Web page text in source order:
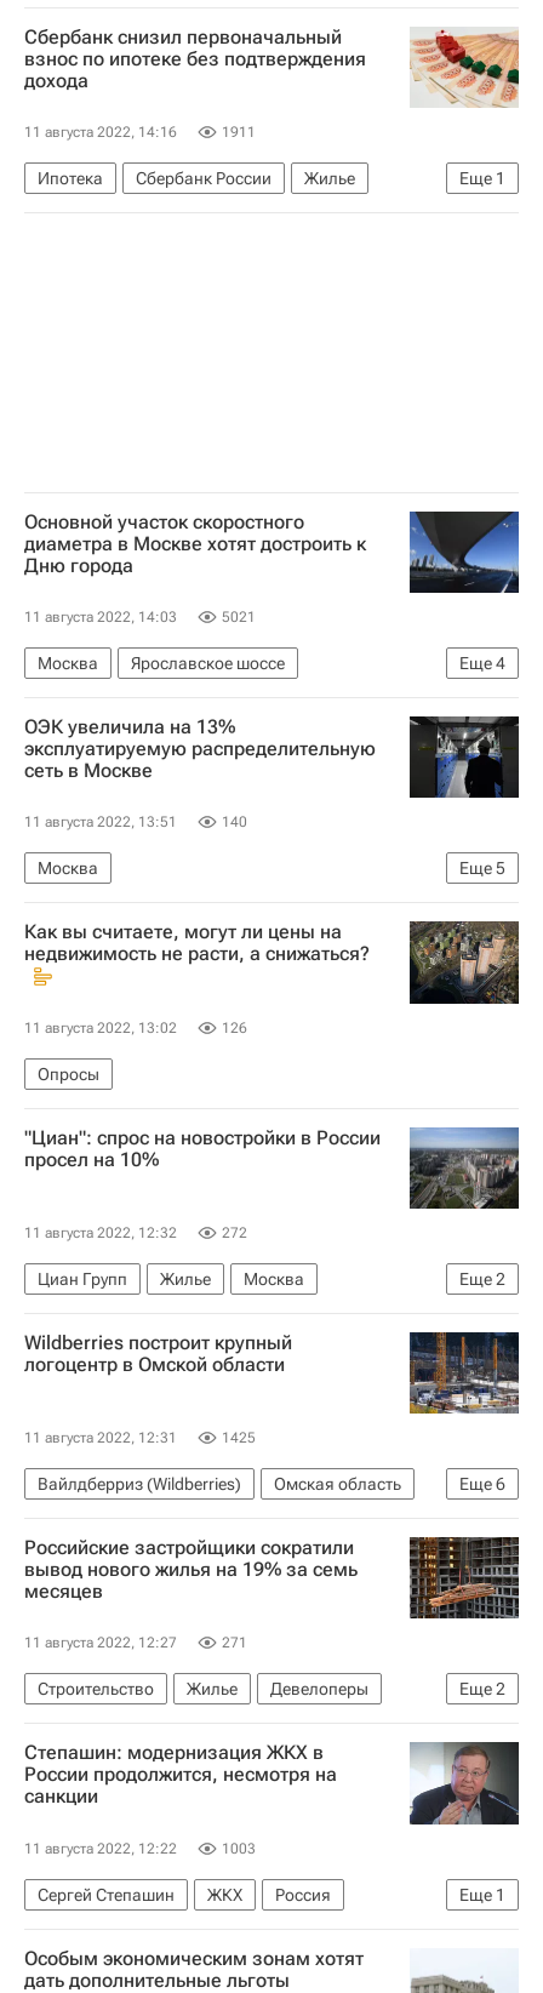
Россия Новостройки
Сделки
Девелоперы
Министерство строительства и жилищно-коммунального хозяйства РФ (Минстрой России)
Аналитика – РИА Недвижимость
Сбербанк снизил первоначальный
взнос по ипотеке без подтверждения
дохода
11 августа 2022, 14:16 1911
Еще 1
Ипотека Сбербанк России
Жилье
Банки
Основной участок скоростного
диаметра в Москве хотят достроить к
Дню города
11 августа 2022, 14:03 5021
Еще4
Москва
Ярославское шоссе
Сергей Собянин
Дороги
Строительство
Инфраструктура
ОЭК увеличила на 13%
эксплуатируемую распределительную
сеть в Москве
11 августа 2022, 13:51 140
Еще5
Москва
Москва Сегодня: мегаполис для жизни
Городское хозяйство Москвы
Комплекс городского хозяйства Москвы
Как вы считаете, могут ли цены на
недвижимость не расти, а снижаться?
11 августа 2022, 13:02 126
Опросы
"Циан": спрос на новостройки в России
просел на 10%
11 августа 2022, 12:32 272
Еще2
Циан Групп Жилье
Москва
Тюменская область
Московская область (Подмосковье)
Wildberries построит крупный
логоцентр в Омской области
11 августа 2022, 12:31 1425
Еще6
Вайлдберриз (Wildberries)
Омская область
Омск
Татьяна Ким (Бакальчук)
Азия
Коммерческая недвижимость
Строительство
Инфраструктура
Российские застройщики сократили
вывод нового жилья на 19% за семь
месяцев
11 августа 2022, 12:27 271
Еще2
Строительство Жилье
Девелоперы
Россия
Новостройки
Степашин: модернизация ЖКХ в
России продолжится, несмотря на
санкции
11 августа 2022, 12:22 1003
Еще 1
Сергей Степашин ЖКХ
Россия
Череповец
Особым экономическим зонам хотят
дать дополнительные льготы